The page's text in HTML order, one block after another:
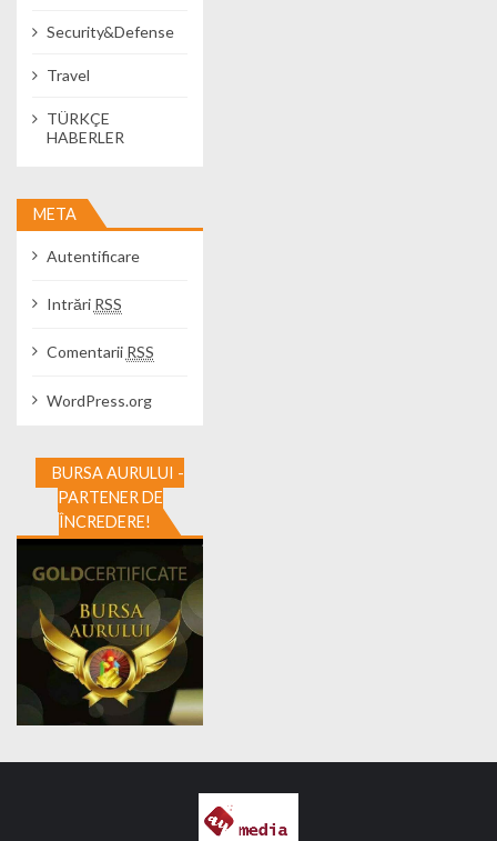
Security&Defense
Travel
TÜRKÇE
HABERLER
META
Autentificare
Intrări RSS
Comentarii RSS
WordPress.org
BURSA AURULUI -
PARTENER DE
ÎNCREDERE!